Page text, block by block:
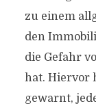
zu einem
den
die Gefahr
hat. Hiervor
gewarnt,